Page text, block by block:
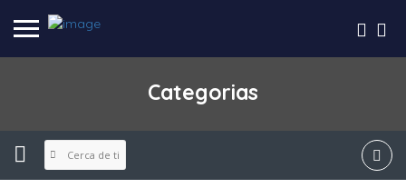
Categorias
Cerca de ti